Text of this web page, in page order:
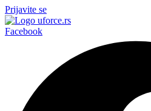
Prijavite se
Facebook